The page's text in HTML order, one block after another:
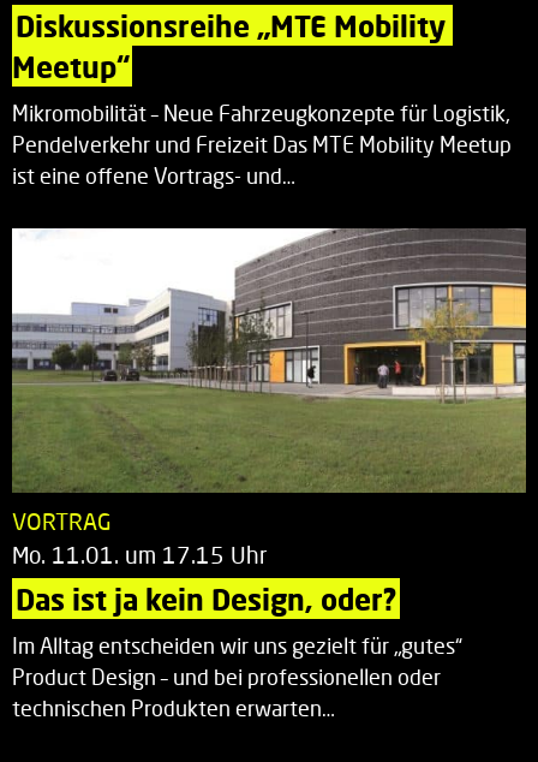
Diskussionsreihe „MTE Mobility
Meetup“
Mikromobilität – Neue Fahrzeugkonzepte für Logistik,
Pendelverkehr und Freizeit Das MTE Mobility Meetup
ist eine offene Vortrags- und…
VORTRAG
Mo. 11.01. um 17.15 Uhr
Das ist ja kein Design, oder?
Im Alltag entscheiden wir uns gezielt für „gutes“
Product Design – und bei professionellen oder
technischen Produkten erwarten…